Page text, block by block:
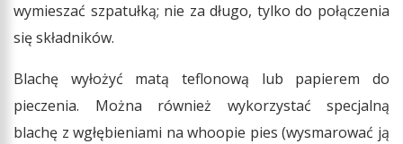
wymieszać szpatułką; nie za długo, tylko do połączenia
się składników.
Blachę wyłożyć matą teflonową lub papierem do
pieczenia. Można również wykorzystać specjalną
blachę z wgłębieniami na whoopie pies (wysmarować ją